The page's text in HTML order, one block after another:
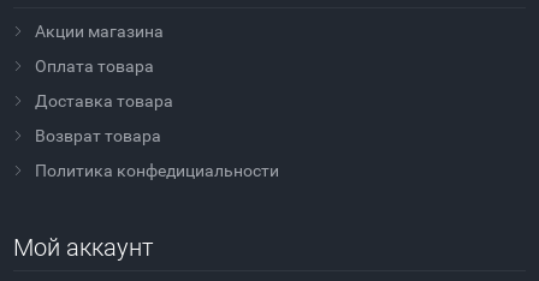
Акции магазина
Оплата товара
Доставка товара
Возврат товара
Политика конфедициальности
Мой аккаунт